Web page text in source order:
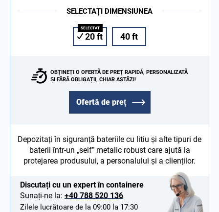
SELECTAȚI DIMENSIUNEA
20 ft 40 ft
Ofertă de preț
OBȚINEȚI O OFERTĂ DE PREȚ RAPIDĂ, PERSONALIZATĂ
ȘI FĂRĂ OBLIGAȚII, CHIAR ASTĂZI!
Depozitați în siguranță bateriile cu litiu și alte tipuri de
baterii într-un „seif” metalic robust care ajută la
protejarea produsului, a personalului și a clienților.
Discutați cu un expert în containere
Sunați-ne la: +40 788 520 136
Zilele lucrătoare de la 09:00 la 17:30